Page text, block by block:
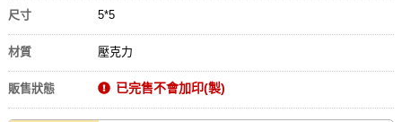
尺寸 5*5
材質 壓克力
販售狀態 已完售不會加印(製)